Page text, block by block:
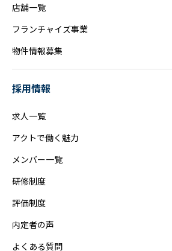
店舗一覧
フランチャイズ事業
物件情報募集
採用情報
求人一覧
アクトで働く魅力
メンバー一覧
研修制度
評価制度
内定者の声
よくある質問